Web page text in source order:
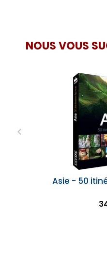
NOUS VOUS
Asie - 50